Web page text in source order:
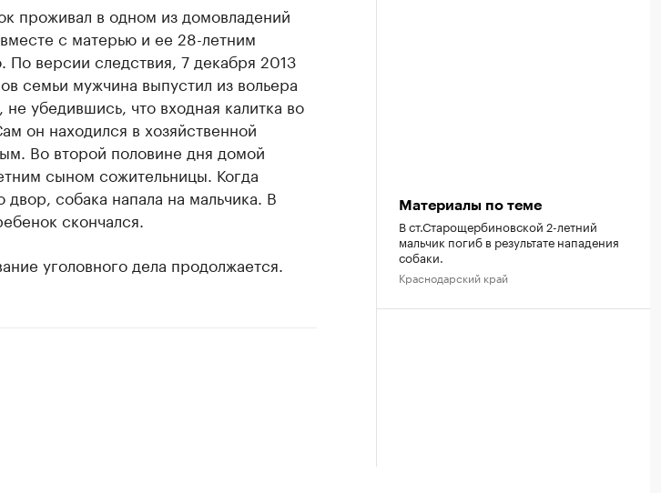
проживал в одном из домовладений
с матерью и ее 28-летним
версии следствия, 7 декабря 2013
семьи мужчина выпустил из вольера
убедившись, что входная калитка во
он находился в хозяйственной
Во второй половине дня домой
сыном сожительницы. Когда
собака напала на мальчика. В
скончался.
уголовного дела продолжается.
Материалы по теме
В ст.Старощербиновской 2-летний
мальчик погиб в результате нападения
собаки.
Краснодарский край